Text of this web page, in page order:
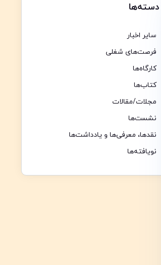
دسته‌ها
سایر اخبار
فرصت‌های شغلی
کارگاه‌ها
کتاب‌ها
مجلات/مقالات
نشست‌ها
نقدها،‌ معرفی‌ها و یادداشت‌ها
نویافته‌ها